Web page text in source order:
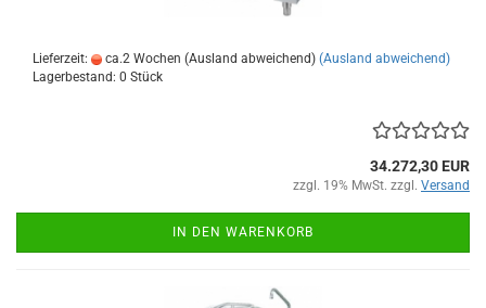
Lieferzeit: ca.2 Wochen (Ausland abweichend) (Ausland abweichend)
Lagerbestand: 0 Stück
34.272,30 EUR
zzgl. 19% MwSt. zzgl. Versand
IN DEN WARENKORB